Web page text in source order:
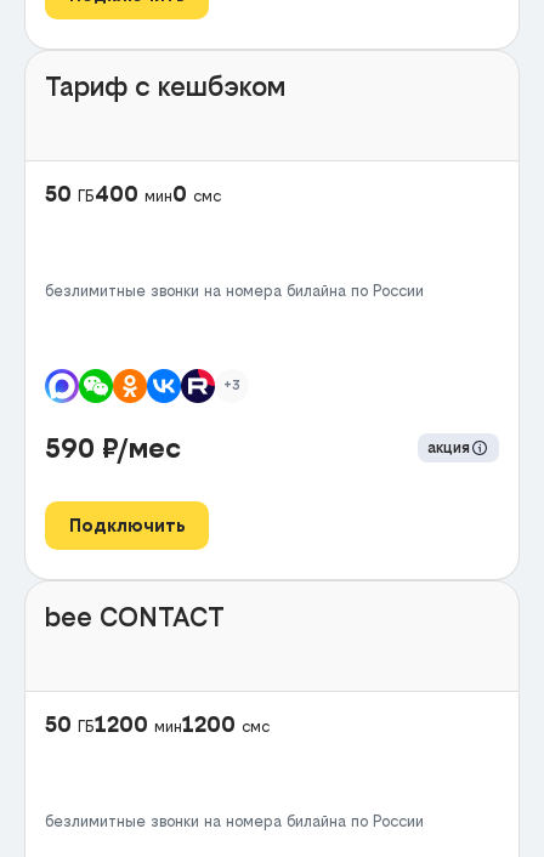
Тариф с кешбэком
50 ГБ400 мин0 смс
безлимитные звонки на номера билайна по России
+3
590 ₽/мес акция
Подключить
bee CONTACT
50 ГБ1200 мин1200 смс
безлимитные звонки на номера билайна по России